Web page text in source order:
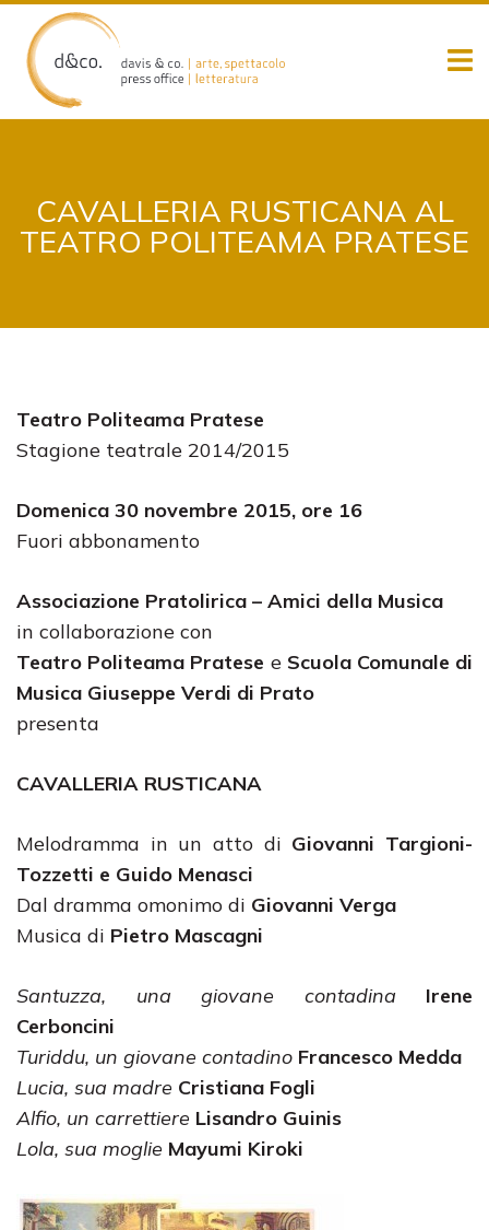
content
CAVALLERIA RUSTICANA AL
TEATRO POLITEAMA PRATESE
Teatro Politeama Pratese
Stagione teatrale 2014/2015
Domenica 30 novembre 2015, ore 16
Fuori abbonamento
Associazione Pratolirica – Amici della Musica
in collaborazione con
Teatro Politeama Pratese e Scuola Comunale di
Musica Giuseppe Verdi di Prato
presenta
CAVALLERIA RUSTICANA
Melodramma in un atto di Giovanni Targioni-
Tozzetti e Guido Menasci
Dal dramma omonimo di Giovanni Verga
Musica di Pietro Mascagni
Santuzza, una giovane contadina Irene
Cerboncini
Turiddu, un giovane contadino Francesco Medda
Lucia, sua madre Cristiana Fogli
Alfio, un carrettiere Lisandro Guinis
Lola, sua moglie Mayumi Kiroki